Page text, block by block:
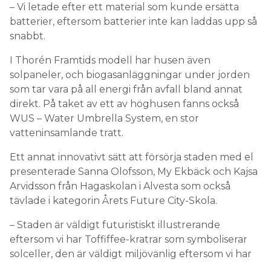
– Vi letade efter ett material som kunde ersätta
batterier, eftersom batterier inte kan laddas upp så
snabbt.
I Thorén Framtids modell har husen även
solpaneler, och biogasanläggningar under jorden
som tar vara på all energi från avfall bland annat
direkt. På taket av ett av höghusen fanns också
WUS – Water Umbrella System, en stor
vatteninsamlande tratt.
Ett annat innovativt sätt att försörja staden med el
presenterade Sanna Olofsson, My Ekbäck och Kajsa
Arvidsson från Hagaskolan i Alvesta som också
tävlade i kategorin Årets Future City-Skola.
– Staden är väldigt futuristiskt illustrerande
eftersom vi har Toffiffee-kratrar som symboliserar
solceller, den är väldigt miljövänlig eftersom vi har